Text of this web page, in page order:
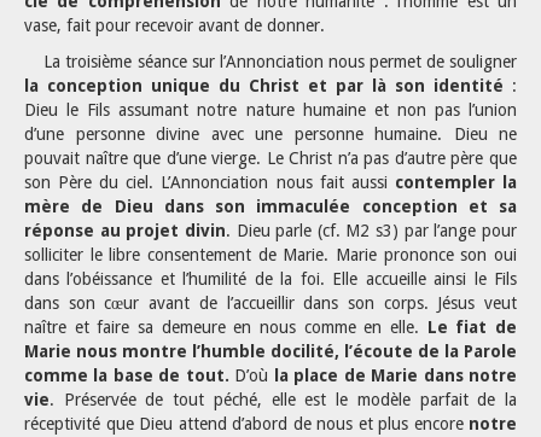
vase, fait pour recevoir avant de donner.
La troisième séance sur l’Annonciation nous permet de souligner
la conception unique du Christ et par là son identité :
Dieu le Fils assumant notre nature humaine et non pas l’union
d’une personne divine avec une personne humaine. Dieu ne
pouvait naître que d’une vierge. Le Christ n’a pas d’autre père que
son Père du ciel. L’Annonciation nous fait aussi contempler la
mère de Dieu dans son immaculée conception et sa
réponse au projet divin. Dieu parle (cf. M2 s3) par l’ange pour
solliciter le libre consentement de Marie. Marie prononce son oui
dans l’obéissance et l’humilité de la foi. Elle accueille ainsi le Fils
dans son cœur avant de l’accueillir dans son corps. Jésus veut
naître et faire sa demeure en nous comme en elle. Le fiat de
Marie nous montre l’humble docilité, l’écoute de la Parole
comme la base de tout. D’où
la place de Marie dans notre
vie. Préservée de tout péché, elle est le modèle parfait de la
réceptivité que Dieu attend d’abord de nous et plus encore notre